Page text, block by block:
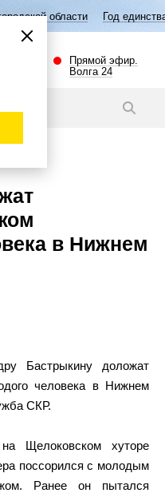
Год единства
Прямой эфир.
Волга 24
в Нижнем
Бастрыкину доложат
человека в Нижнем
СКР.
Щелоковском хуторе
поссорился с молодым
Ранее он пытался